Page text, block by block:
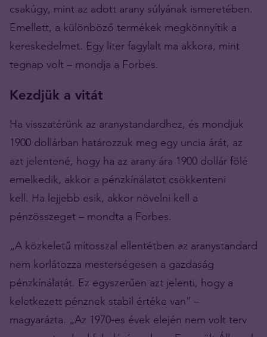
csakúgy, mint az adott arany súlyának ismeretében.
Emellett, a különböző termékek megkönnyítik a
kereskedelmet. Egy liter fagylalt ma akkora, mint
tegnap volt – mondja a Forbes.
Kezdjük a vitát
Ha visszatérünk az aranystandardhez, és mondjuk
1900 dollárban határozzuk meg egy uncia árát, az
azt jelentené, hogy ha az arany ára 1900 dollár fölé
emelkedik, akkor a pénzkínálatot csökkenteni
kell. Ha lejjebb esik, akkor növelni kell a
pénzösszeget – mondta a Forbes.
„A közkeletű mítosszal ellentétben az aranystandard
nem korlátozza mesterségesen a gazdaság
pénzkínálatát. Ez egyszerűen azt jelenti, hogy a
keletkezett pénznek stabil értéke van” –
magyarázta. „Az 1970-es évek elején nem volt terv